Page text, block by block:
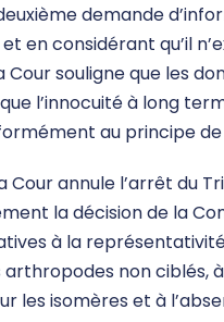
demande
en considérant qu’il
Cour souligne que les
l’innocuité à long
au principe
Cour annule l’arrêt du
la décision de la
à la
arthropodes non ciblés,
les isomères et à